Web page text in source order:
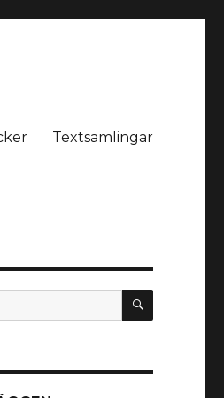
Textsamlingar
SÖK